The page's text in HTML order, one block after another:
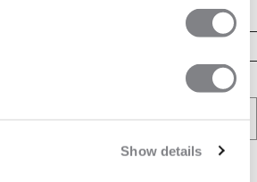
Show details
LEGEN